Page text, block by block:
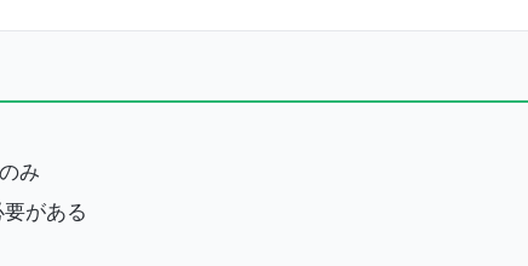
み
がある